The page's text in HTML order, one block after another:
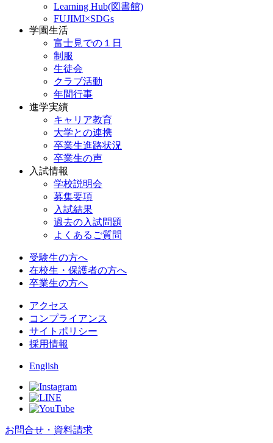
Learning Hub(図書館)
FUJIMI×SDGs
学園生活
富士見での１日
制服
生徒会
クラブ活動
年間行事
進学実績
キャリア教育
大学との連携
卒業生進路状況
卒業生の声
入試情報
学校説明会
募集要項
入試結果
過去の入試問題
よくあるご質問
受験生の方へ
在校生・保護者の方へ
卒業生の方へ
アクセス
コンプライアンス
サイトポリシー
採用情報
English
お問合せ・資料請求